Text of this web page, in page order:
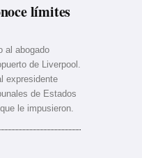
límites
al abogado
de Liverpool.
expresidente
de Estados
le impusieron.